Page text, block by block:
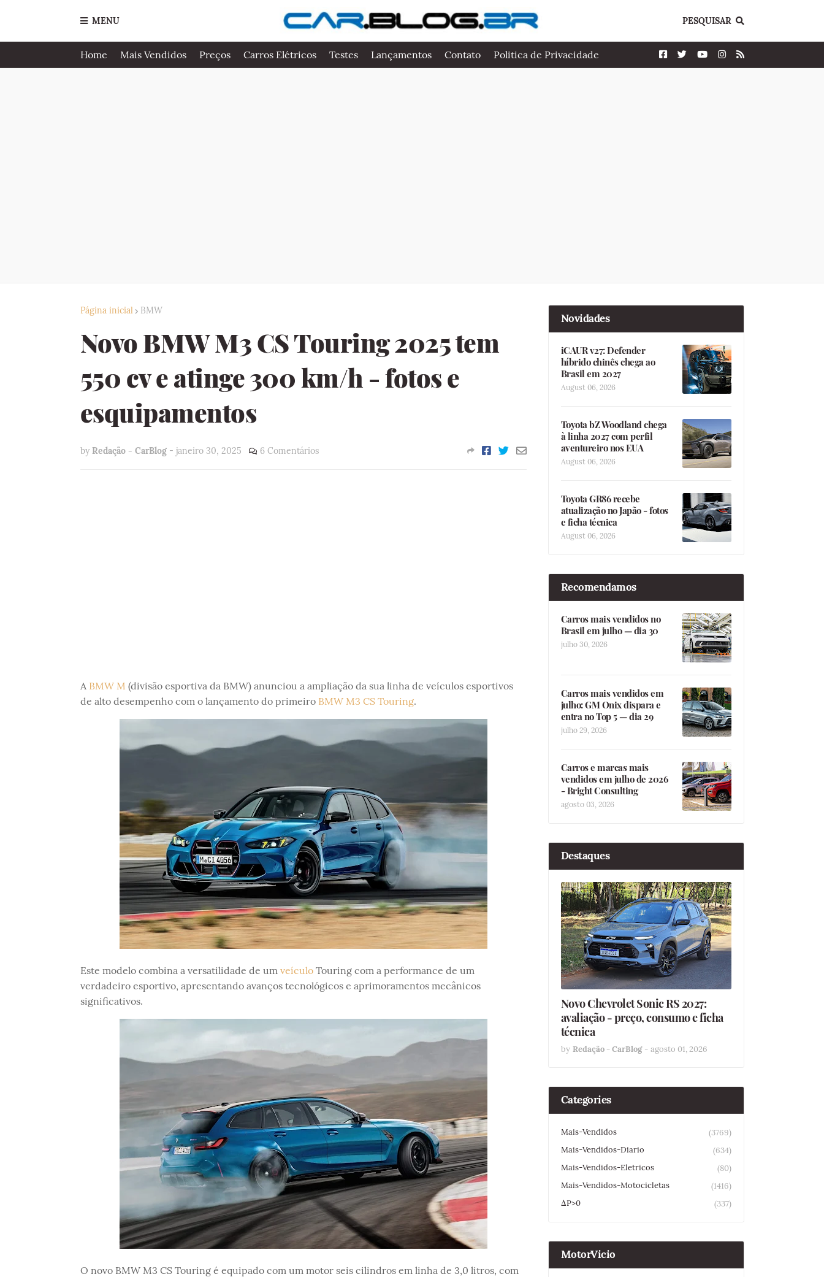
MENU PESQUISAR
Home Mais Vendidos Preços Carros Elétricos Testes Lançamentos Contato Politica de Privacidade
Página inicial BMW
Novo BMW M3 CS Touring 2025 tem
550 cv e atinge 300 km/h - fotos e
esquipamentos
by Redação - CarBlog - janeiro 30, 2025 6 Comentários
A BMW M (divisão esportiva da BMW) anunciou a ampliação da sua linha de veículos esportivos
de alto desempenho com o lançamento do primeiro BMW M3 CS Touring.
Este modelo combina a versatilidade de um veículoTouring com a performance de um
verdadeiro esportivo, apresentando avanços tecnológicos e aprimoramentos mecânicos
significativos.
O novo BMW M3 CS Touring é equipado com um motor seis cilindros em linha de 3,0 litros, com
Novidades
iCAUR v27: Defender
híbrido chinês chega ao
Brasil em 2027
August 06, 2026
Toyota bZ Woodland chega
à linha 2027 com perfil
aventureiro nos EUA
August 06, 2026
Toyota GR86 recebe
atualização no Japão - fotos
e ficha técnica
August 06, 2026
Recomendamos
Carros mais vendidos no
Brasil em julho — dia 30
julho 30, 2026
Carros mais vendidos em
julho: GM Onix dispara e
entra no Top 5 — dia 29
julho 29, 2026
Carros e marcas mais
vendidos em julho de 2026
- Bright Consulting
agosto 03, 2026
Destaques
Novo Chevrolet Sonic RS 2027:
avaliação - preço, consumo e ficha
técnica
by Redação - CarBlog - agosto 01, 2026
Categories
Mais-Vendidos
(3769)
Mais-Vendidos-Diario
(634)
Mais-Vendidos-Eletricos
(80)
Mais-Vendidos-Motocicletas
(1416)
ΔP>0
(337)
MotorVicio